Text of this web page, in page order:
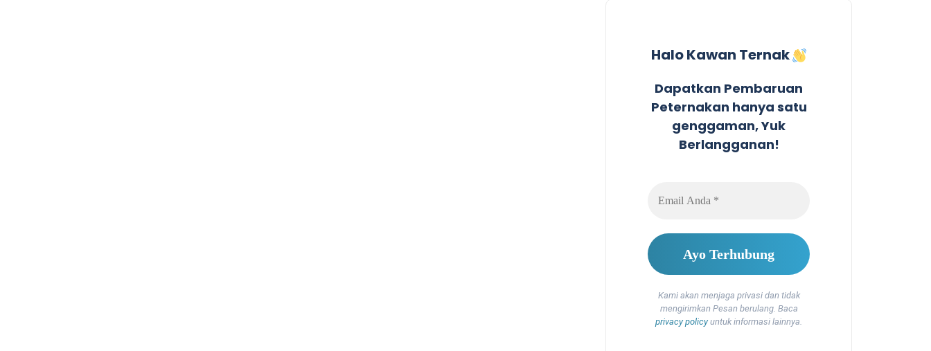
Halo Kawan Ternak
Dapatkan Pembaruan
Peternakan hanya satu
genggaman, Yuk
Berlangganan!
Kami akan menjaga privasi dan tidak
mengirimkan Pesan berulang. Baca
privacy policyuntuk informasi lainnya.